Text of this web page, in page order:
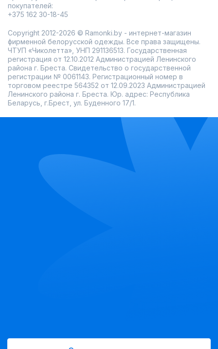
покупателей:
+375 162 30-18-45
Copyright 2012-2026 © Ramonki.by - интернет-магазин
фирменной белорусской одежды. Все права защищены.
ЧТУП «Чиколетта», УНП 291136513. Государственная
регистрация от 12.10.2012 Администрацией Ленинского
района г. Бреста. Свидетельство о государственной
регистрации № 0061143. Регистрационный номер в
торговом реестре 564352 от 12.09.2023 Администрацией
Ленинского района г. Бреста. Юр. адрес: Республика
Беларусь, г.Брест, ул. Буденного 17/1.